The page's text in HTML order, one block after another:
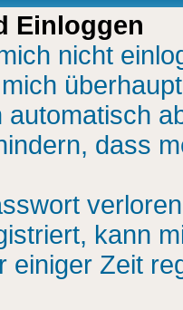
Einloggen
nicht
dass
kann
einiger Zeit